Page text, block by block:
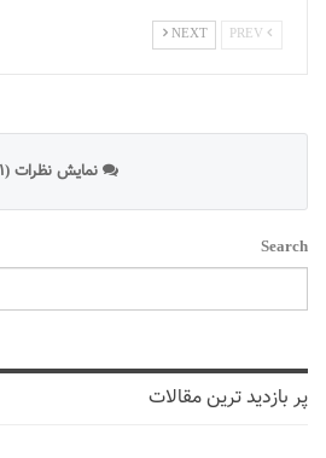
NEXT
نمایش نظرات (1)
Search
پر بازدید ترین مقالات